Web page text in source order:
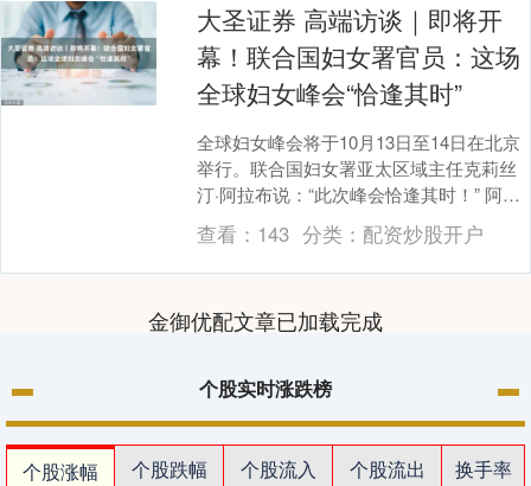
大圣证券 高端访谈｜即将开
幕！联合国妇女署官员：这场
全球妇女峰会“恰逢其时”
全球妇女峰会将于10月13日至14日在北京
举行。联合国妇女署亚太区域主任克莉丝
汀·阿拉布说：“此次峰会恰逢其时！” 阿拉
布认为，目前距离2030年可持续发展议
程....
查看： 143 分类： 配资炒股开户
金御优配文章已加载完成
个股实时涨跌榜
个股涨幅 个股跌幅 个股流入 个股流出
换手率